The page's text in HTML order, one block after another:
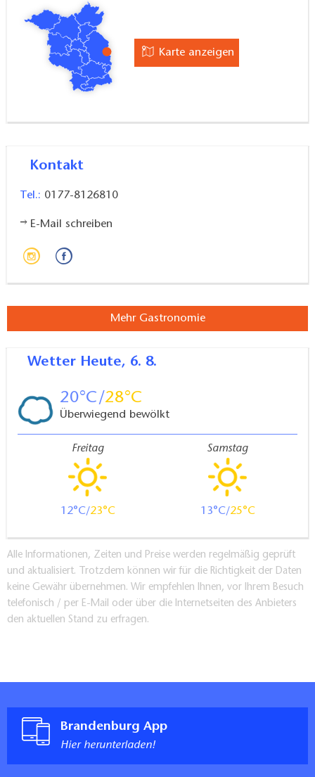
Karte anzeigen
Kontakt
Tel.: 0177-8126810
E-Mail schreiben
Mehr Gastronomie
Wetter Heute, 6. 8.
20 28
Überwiegend bewölkt
Freitag
12 23
Samstag
13 25
Alle Informationen, Zeiten und Preise werden regelmäßig geprüft
und aktualisiert. Trotzdem können wir für die Richtigkeit der Daten
keine Gewähr übernehmen. Wir empfehlen Ihnen, vor Ihrem Besuch
telefonisch / per E-Mail oder über die Internetseiten des Anbieters
den aktuellen Stand zu erfragen.
Brandenburg App
Hier herunterladen!